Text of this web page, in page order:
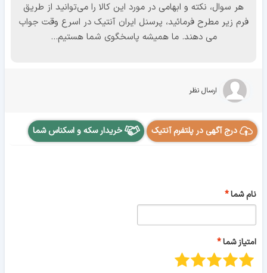
هر سوال، نکته و ابهامی در مورد این کالا را می‌توانید از طریق
فرم زیر مطرح فرمائید، پرسنل ایران آنتیک در اسرع وقت جواب
می دهند. ما همیشه پاسخگوی شما هستیم...
ارسال نظر
درج آگهی در پلتفرم آنتیک خریدار سکه و اسکناس شما
نام شما
امتیاز شما